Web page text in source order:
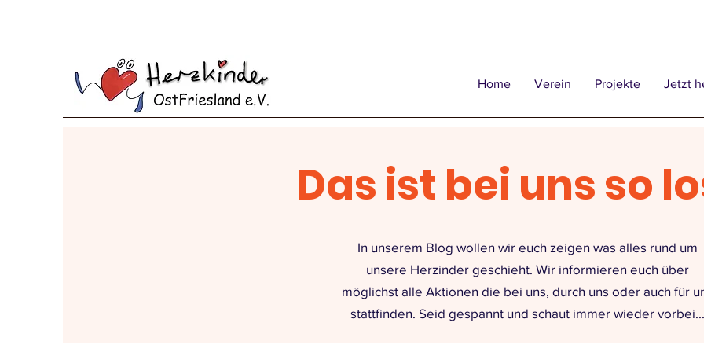
Home Verein Projekte Jetzt
Das ist bei uns so
In unserem Blog wollen wir euch zeigen was alles rund um
unsere Herzinder geschieht. Wir informieren euch über
möglichst alle Aktionen die bei uns, durch uns oder auch für
stattfinden. Seid gespannt und schaut immer wieder vorbei...